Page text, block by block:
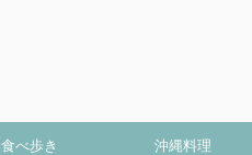
食べ歩き 沖縄料理